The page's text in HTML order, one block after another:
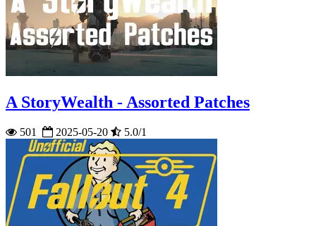
A StoryWealth - Assorted Patches
501 2025-05-20 5.0/1